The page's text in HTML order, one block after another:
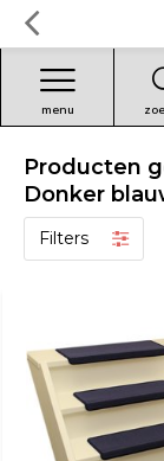
menu
Producten
Donker
Filters